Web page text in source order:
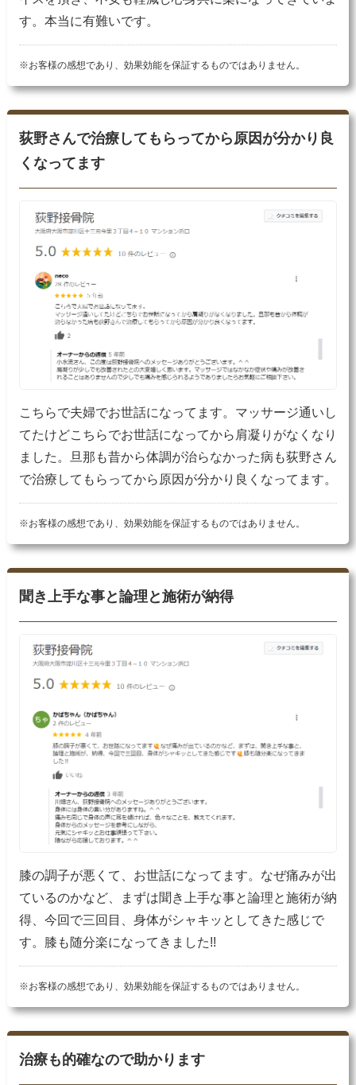
す。本当に有難いです。
※お客様の感想であり、効果効能を保証するものではありません。
荻野さんで治療してもらってから原因が分かり良
くなってます
こちらで夫婦でお世話になってます。マッサージ通いし
てたけどこちらでお世話になってから肩凝りがなくなり
ました。旦那も昔から体調が治らなかった病も荻野さん
で治療してもらってから原因が分かり良くなってます。
※お客様の感想であり、効果効能を保証するものではありません。
聞き上手な事と論理と施術が納得
膝の調子が悪くて、お世話になってます。なぜ痛みが出
ているのかなど、まずは聞き上手な事と論理と施術が納
得、今回で三回目、身体がシャキッとしてきた感じで
す。膝も随分楽になってきました!!
※お客様の感想であり、効果効能を保証するものではありません。
治療も的確なので助かります